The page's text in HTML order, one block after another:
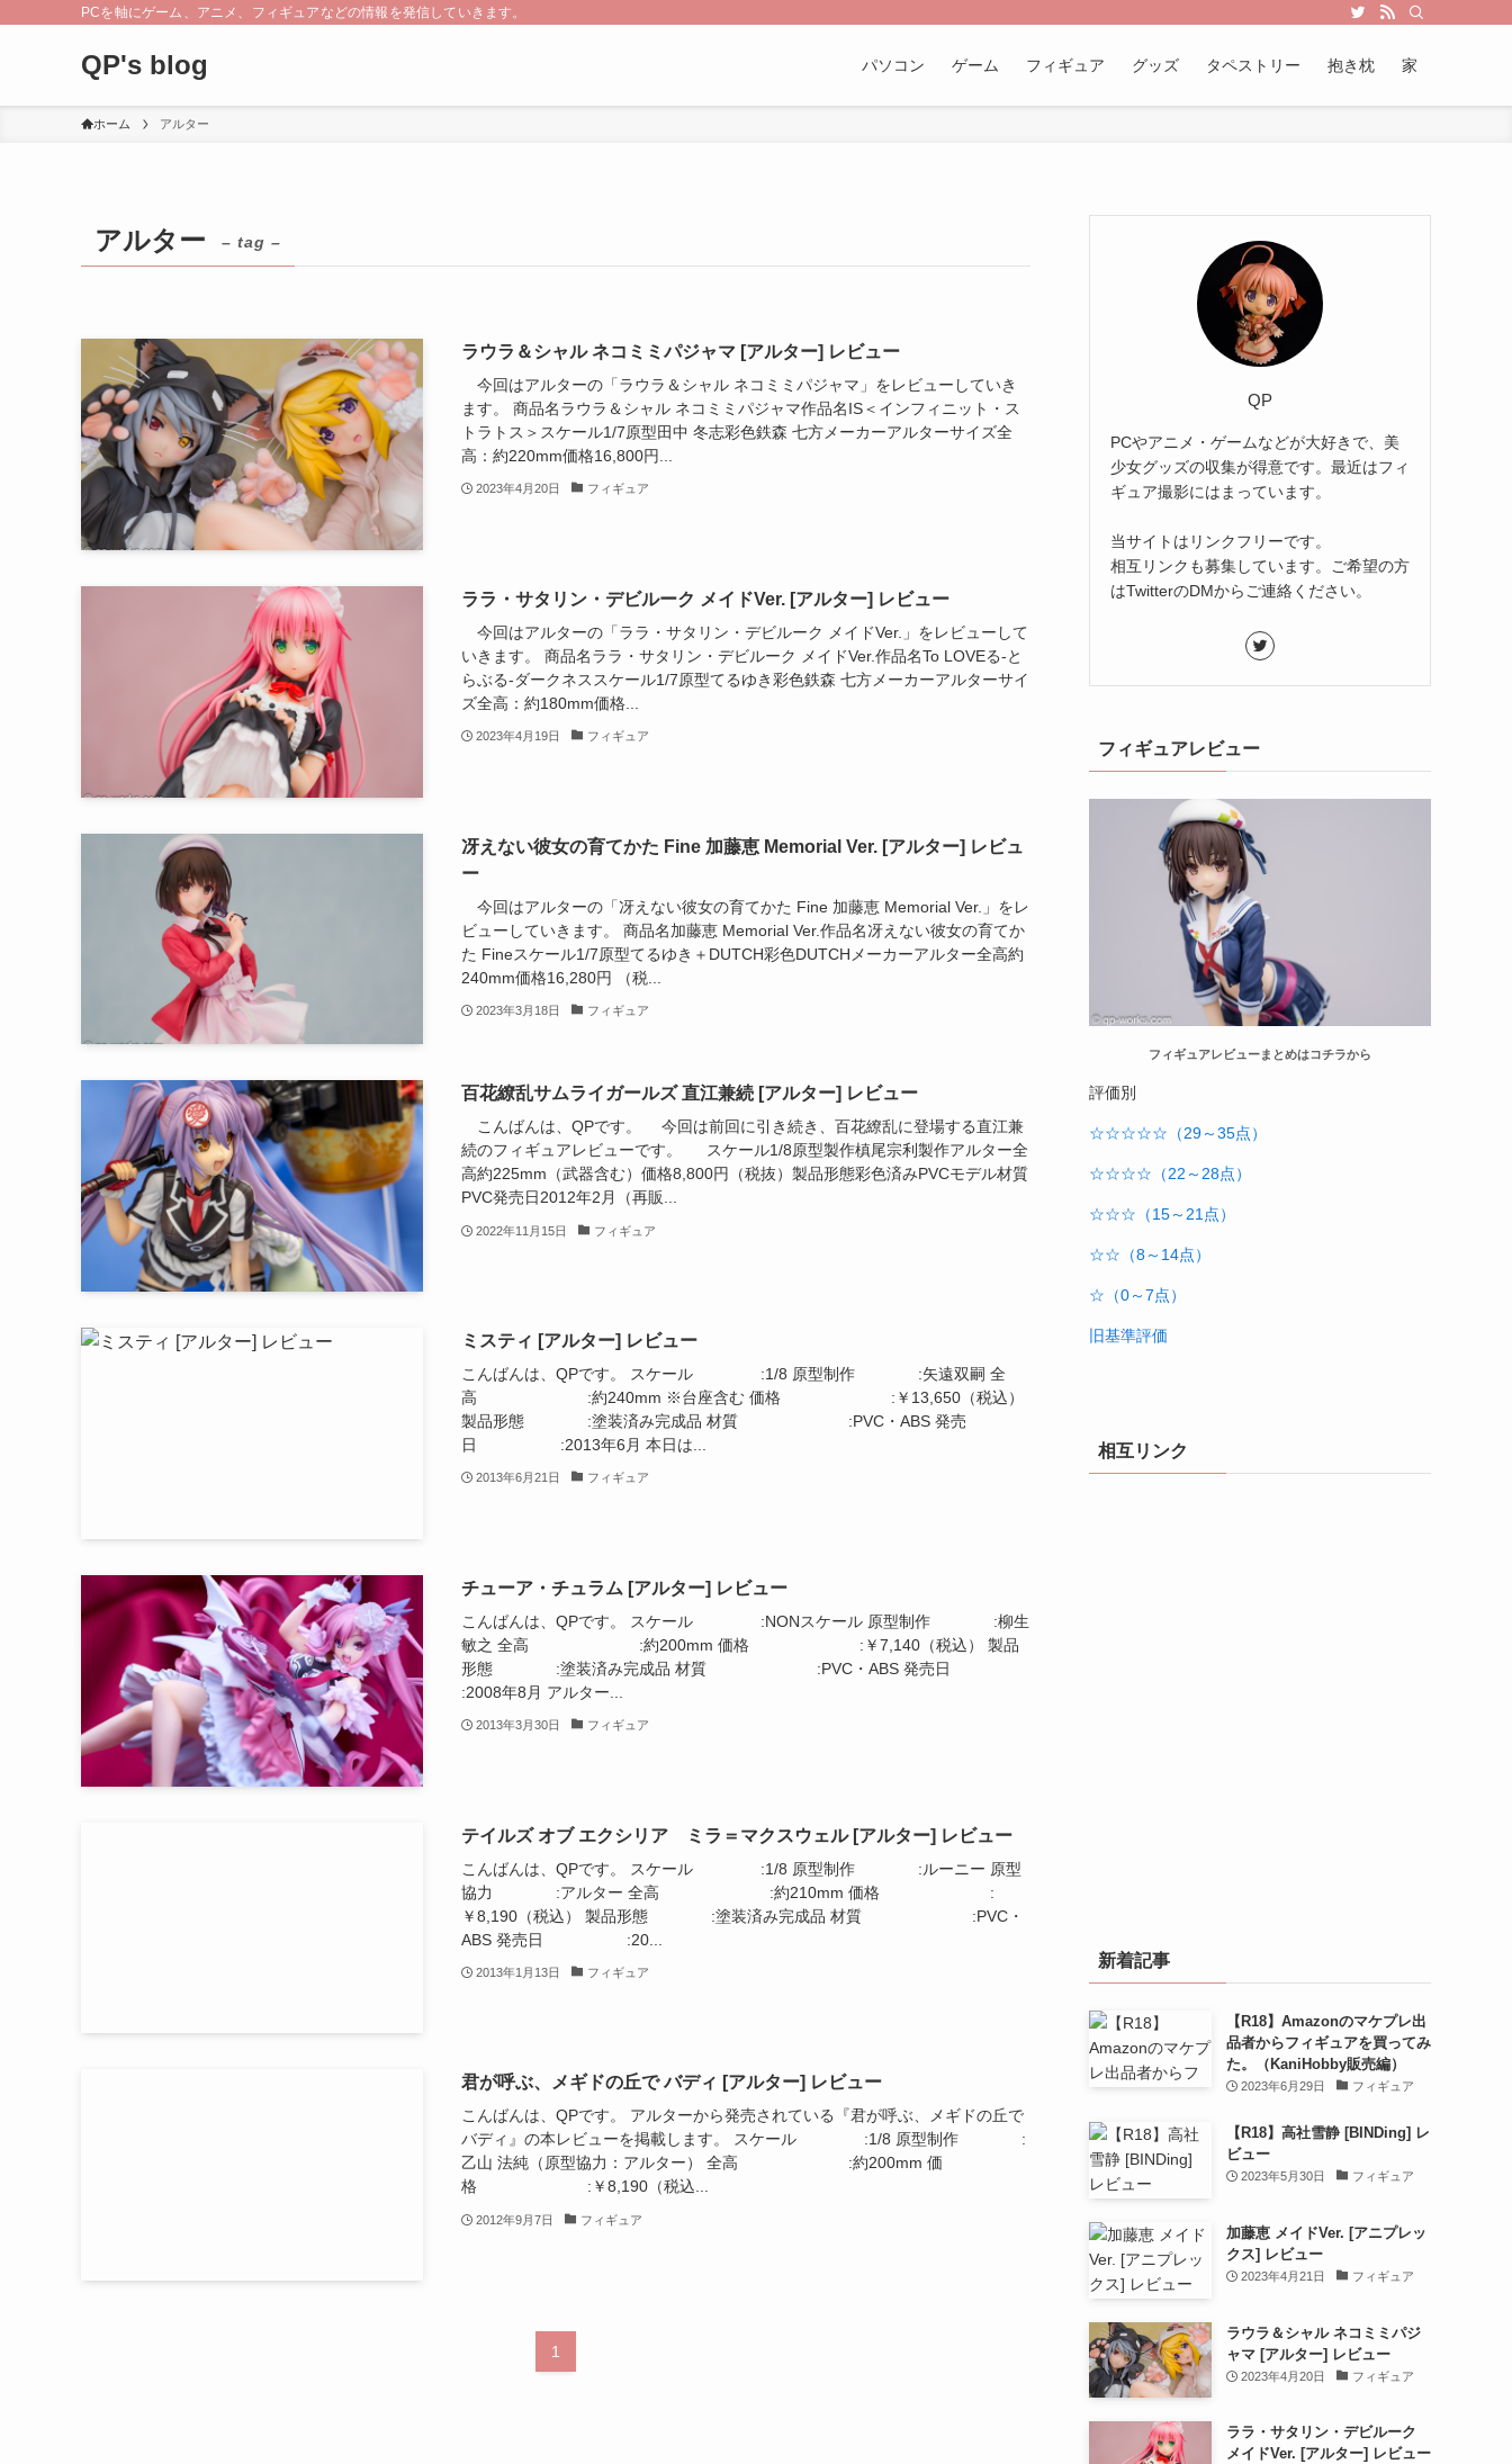
PCを軸にゲーム、アニメ、フィギュアなどの情報を発信していきます。
QP's blog パソコン ゲーム フィギュア グッズ タペストリー 抱き枕 家
ホーム アルター
アルター – tag –
ラウラ＆シャル ネコミミパジャマ [アルター] レビュー
今回はアルターの「ラウラ＆シャル ネコミミパジャマ」をレビューしていき
ます。 商品名ラウラ＆シャル ネコミミパジャマ作品名IS＜インフィニット・ス
トラトス＞スケール1/7原型田中 冬志彩色鉄森 七方メーカーアルターサイズ全
高：約220mm価格16,800円...
2023年4月20日 フィギュア
ララ・サタリン・デビルーク メイドVer. [アルター] レビュー
今回はアルターの「ララ・サタリン・デビルーク メイドVer.」をレビューして
いきます。 商品名ララ・サタリン・デビルーク メイドVer.作品名To LOVEる-と
らぶる-ダークネススケール1/7原型てるゆき彩色鉄森 七方メーカーアルターサイ
ズ全高：約180mm価格...
2023年4月19日 フィギュア
冴えない彼女の育てかた Fine 加藤恵 Memorial Ver. [アルター] レビュ
ー
今回はアルターの「冴えない彼女の育てかた Fine 加藤恵 Memorial Ver.」をレ
ビューしていきます。 商品名加藤恵 Memorial Ver.作品名冴えない彼女の育てか
た Fineスケール1/7原型てるゆき＋DUTCH彩色DUTCHメーカーアルター全高約
240mm価格16,280円 （税...
2023年3月18日 フィギュア
百花繚乱サムライガールズ 直江兼続 [アルター] レビュー
こんばんは、QPです。 今回は前回に引き続き、百花繚乱に登場する直江兼
続のフィギュアレビューです。 スケール1/8原型製作槙尾宗利製作アルター全
高約225mm（武器含む）価格8,800円（税抜）製品形態彩色済みPVCモデル材質
PVC発売日2012年2月（再販...
2022年11月15日 フィギュア
ミスティ [アルター] レビュー
こんばんは、QPです。 スケール :1/8 原型制作 :矢遠双嗣 全
高 :約240mm ※台座含む 価格 :￥13,650（税込）
製品形態 :塗装済み完成品 材質 :PVC・ABS 発売
日 :2013年6月 本日は...
2013年6月21日 フィギュア
チューア・チュラム [アルター] レビュー
こんばんは、QPです。 スケール :NONスケール 原型制作 :柳生
敏之 全高 :約200mm 価格 :￥7,140（税込） 製品
形態 :塗装済み完成品 材質 :PVC・ABS 発売日
:2008年8月 アルター...
2013年3月30日 フィギュア
テイルズ オブ エクシリア ミラ＝マクスウェル [アルター] レビュー
こんばんは、QPです。 スケール :1/8 原型制作 :ルーニー 原型
協力 :アルター 全高 :約210mm 価格 :
￥8,190（税込） 製品形態 :塗装済み完成品 材質 :PVC・
ABS 発売日 :20...
2013年1月13日 フィギュア
君が呼ぶ、メギドの丘で バディ [アルター] レビュー
こんばんは、QPです。 アルターから発売されている『君が呼ぶ、メギドの丘で
バディ』の本レビューを掲載します。 スケール :1/8 原型制作 :
乙山 法純（原型協力：アルター） 全高 :約200mm 価
格 :￥8,190（税込...
2012年9月7日 フィギュア
1
QP
PCやアニメ・ゲームなどが大好きで、美
少女グッズの収集が得意です。最近はフィ
ギュア撮影にはまっています。
当サイトはリンクフリーです。
相互リンクも募集しています。ご希望の方
はTwitterのDMからご連絡ください。
フィギュアレビュー
フィギュアレビューまとめはコチラから
評価別
☆☆☆☆☆（29～35点）
☆☆☆☆（22～28点）
☆☆☆（15～21点）
☆☆（8～14点）
☆（0～7点）
旧基準評価
相互リンク
新着記事
【R18】Amazonのマケプレ出
品者からフィギュアを買ってみ
た。（KaniHobby販売編）
2023年6月29日 フィギュア
【R18】高社雪静 [BINDing] レ
ビュー
2023年5月30日 フィギュア
加藤恵 メイドVer. [アニプレッ
クス] レビュー
2023年4月21日 フィギュア
ラウラ＆シャル ネコミミパジ
ャマ [アルター] レビュー
2023年4月20日 フィギュア
ララ・サタリン・デビルーク
メイドVer. [アルター] レビュー